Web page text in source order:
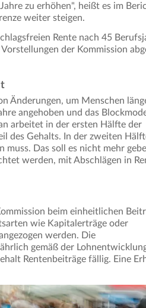
zu erhöhen", heißt es im
weiter steigen.
Rente nach 45
der Kommission
Änderungen, um Menschen
angehoben und das
arbeitet in der ersten Hälfte der
des Gehalts. In der zweiten
muss. Das soll es nicht mehr
werden, mit Abschlägen in
beim einheitlichen
wie Kapitalerträge oder
werden. Die
gemäß der
Rentenbeiträge fällig. Eine